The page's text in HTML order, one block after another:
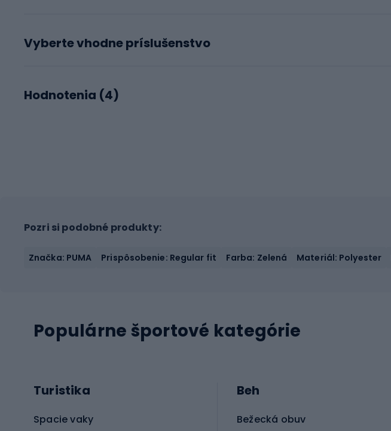
Vyberte vhodne príslušenstvo
Hodnotenia (4)
Pozri si podobné produkty:
Značka: PUMA Prispôsobenie: Regular fit Farba: Zelená Materiál: Polyester
Populárne športové kategórie
Turistika
Spacie vaky
Beh
Bežecká obuv